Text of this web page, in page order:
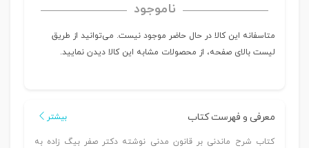
ناموجود
متاسفانه این کالا در حال حاضر موجود نیست. می‌توانید از طریق
لیست بالای صفحه، از محصولات مشابه این کالا دیدن نمایید.
معرفی و فهرست کتاب بیشتر
کتاب شرح ماندنی بر قانون مدنی نوشته دکتر صفر بیگ زاده به